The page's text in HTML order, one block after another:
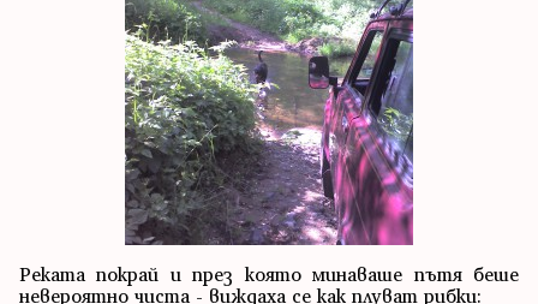
Реката покрай и през която минаваше пътя беше
невероятно чиста - виждаха се как плуват рибки: